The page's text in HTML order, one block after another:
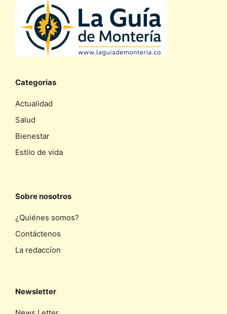
Categorias
Actualidad
Salud
Bienestar
Estilo de vida
Sobre nosotros
¿Quiénes somos?
Contáctenos
La redaccíon
Newsletter